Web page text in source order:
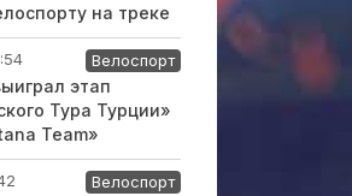
на треке
Велоспорт
этап
Тура Турции»
Team»
Велоспорт